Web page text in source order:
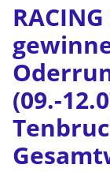
RACING
(09.-